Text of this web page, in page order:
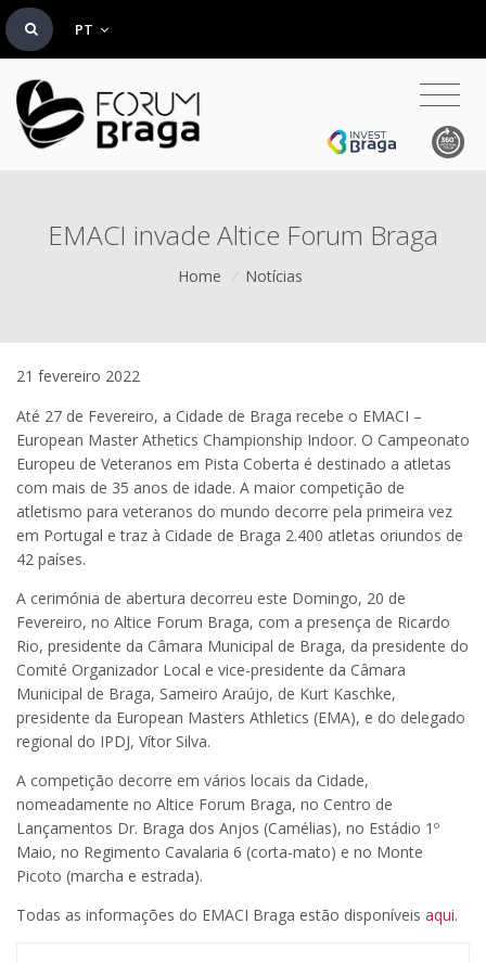
PT
EMACI invade Altice Forum Braga
Home / Notícias
21 fevereiro 2022
Até 27 de Fevereiro, a Cidade de Braga recebe o EMACI –
European Master Athetics Championship Indoor. O Campeonato
Europeu de Veteranos em Pista Coberta é destinado a atletas
com mais de 35 anos de idade. A maior competição de
atletismo para veteranos do mundo decorre pela primeira vez
em Portugal e traz à Cidade de Braga 2.400 atletas oriundos de
42 países.
A cerimónia de abertura decorreu este Domingo, 20 de
Fevereiro, no Altice Forum Braga, com a presença de Ricardo
Rio, presidente da Câmara Municipal de Braga, da presidente do
Comité Organizador Local e vice-presidente da Câmara
Municipal de Braga, Sameiro Araújo, de Kurt Kaschke,
presidente da European Masters Athletics (EMA), e do delegado
regional do IPDJ, Vítor Silva.
A competição decorre em vários locais da Cidade,
nomeadamente no Altice Forum Braga, no Centro de
Lançamentos Dr. Braga dos Anjos (Camélias), no Estádio 1º
Maio, no Regimento Cavalaria 6 (corta-mato) e no Monte
Picoto (marcha e estrada).
Todas as informações do EMACI Braga estão disponíveis aqui.